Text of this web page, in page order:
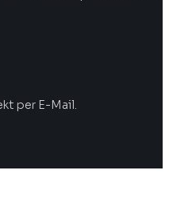
per E-Mail.